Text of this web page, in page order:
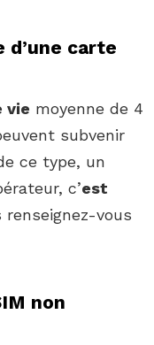
d’une carte
vie moyenne de 4
subvenir
ce type, un
c’est
vous
non